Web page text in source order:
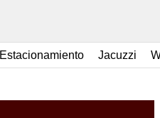
Estacionamiento Jacuzzi